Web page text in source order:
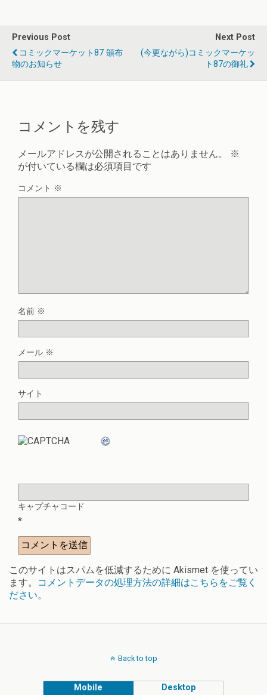
Previous Post
コミックマーケット87 頒布
物のお知らせ
Next Post
(今更ながら)コミックマーケッ
ト87の御礼
コメントを残す
メールアドレスが公開されることはありません。
※
が付いている欄は必須項目です
コメント ※
名前 ※
メール ※
サイト
キャプチャコード
*
このサイトはスパムを低減するために Akismet を使ってい
ます。
コメントデータの処理方法の詳細はこちらをご覧く
ださい。
Back to top
Mobile Desktop